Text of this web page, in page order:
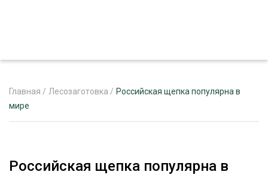
РЕКЛАМОДАТЕЛЯМ
Главная / Лесозаготовка / Российская щепка популярна в
мире
Российская щепка популярна в